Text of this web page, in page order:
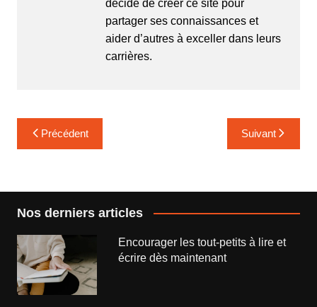
décidé de créer ce site pour
partager ses connaissances et
aider d’autres à exceller dans leurs
carrières.
Navigation
de
Précédent Suivant
Nos derniers articles
Encourager les tout-petits à lire et
écrire dès maintenant